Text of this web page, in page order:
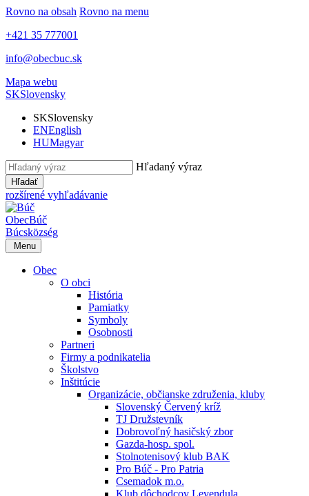
Rovno na obsah Rovno na menu
+421 35 777001
info@obecbuc.sk
Mapa webu
SKSlovensky
SKSlovensky
ENEnglish
HUMagyar
Hľadaný výraz
Hľadať
rozšírené vyhľadávanie
ObecBúč
Búcsközség
Menu
Obec
O obci
História
Pamiatky
Symboly
Osobnosti
Partneri
Firmy a podnikatelia
Školstvo
Inštitúcie
Organizácie, občianske združenia, kluby
Slovenský Červený kríž
TJ Družstevník
Dobrovoľný hasičský zbor
Gazda-hosp. spol.
Stolnotenisový klub BAK
Pro Búč - Pro Patria
Csemadok m.o.
Klub dôchodcov Levendula